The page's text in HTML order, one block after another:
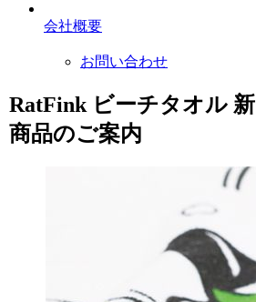
会社概要
お問い合わせ
RatFink ビーチタオル 新
商品のご案内